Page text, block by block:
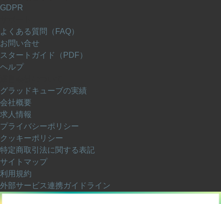
GDPR
よくある質問（FAQ）
お問い合せ
スタートガイド（PDF）
ヘルプ
グラッドキューブの実績
会社概要
求人情報
プライバシーポリシー
クッキーポリシー
特定商取引法に関する表記
サイトマップ
利用規約
外部サービス連携ガイドライン